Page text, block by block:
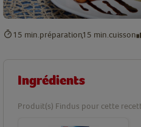
15 min. préparation15 min. cuisson
Ingrédients
Produit(s) Findus pour cette